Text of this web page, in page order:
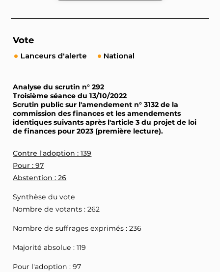
Vote
Lanceurs d'alerte National
Analyse du scrutin n° 292
Troisième séance du 13/10/2022
Scrutin public sur l'amendement n° 3132 de la
commission des finances et les amendements
identiques suivants après l'article 3 du projet de loi
de finances pour 2023 (première lecture).
Contre l'adoption : 139
Pour : 97
Abstention : 26
Synthèse du vote
Nombre de votants : 262
Nombre de suffrages exprimés : 236
Majorité absolue : 119
Pour l'adoption : 97